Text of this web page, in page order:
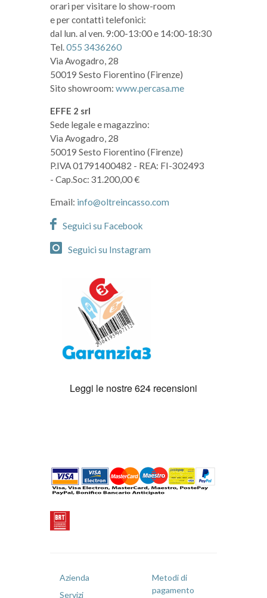
orari per visitare lo show-room
e per contatti telefonici:
dal lun. al ven. 9:00-13:00 e 14:00-18:30
Tel.055 3436260
Via Avogadro, 28
50019 Sesto Fiorentino (Firenze)
Sito showroom: www.percasa.me
EFFE 2 srl
Sede legale e magazzino:
Via Avogadro, 28
50019 Sesto Fiorentino (Firenze)
P.IVA 01791400482 - REA: FI-302493
- Cap.Soc: 31.200,00 €
Email: info@oltreincasso.com
Seguici su Facebook
Seguici su Instagram
Azienda
Servizi
Metodi di
pagamento